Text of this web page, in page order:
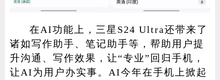
在AI功能上，三星S24 Ultra还带来了
诸如写作助手、笔记助手等，帮助用户提
升沟通、写作效果，让“专业”回归手机，
让AI为用户办实事。AI今年在手机上掀起